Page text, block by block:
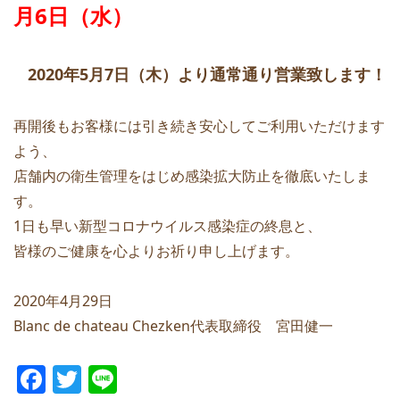
月6日（水）
2020年5月7日（木）より通常通り営業致します！
再開後もお客様には引き続き安心してご利用いただけます
よう、
店舗内の衛生管理をはじめ感染拡大防止を徹底いたしま
す。
1日も早い新型コロナウイルス感染症の終息と、
皆様のご健康を心よりお祈り申し上げます。
2020年4月29日
Blanc de chateau Chezken代表取締役 宮田健一
F T